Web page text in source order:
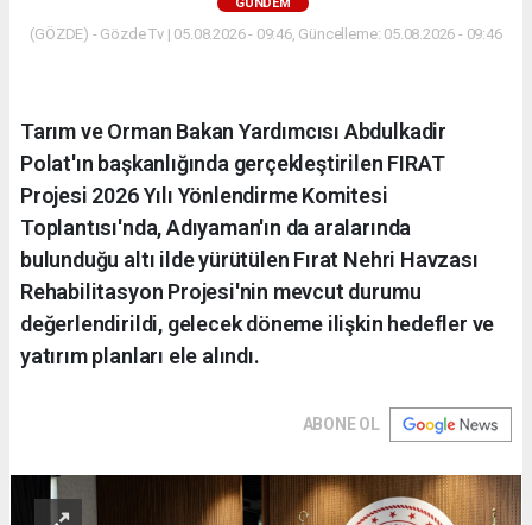
GÜNDEM
(GÖZDE) - Gözde Tv | 05.08.2026 - 09:46, Güncelleme: 05.08.2026 - 09:46
Tarım ve Orman Bakan Yardımcısı Abdulkadir
Polat'ın başkanlığında gerçekleştirilen FIRAT
Projesi 2026 Yılı Yönlendirme Komitesi
Toplantısı'nda, Adıyaman'ın da aralarında
bulunduğu altı ilde yürütülen Fırat Nehri Havzası
Rehabilitasyon Projesi'nin mevcut durumu
değerlendirildi, gelecek döneme ilişkin hedefler ve
yatırım planları ele alındı.
ABONE OL